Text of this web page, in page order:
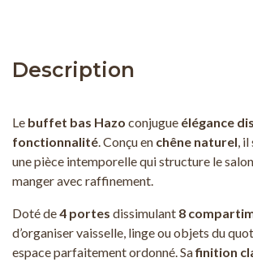
Description
Le buffet bas Hazo conjugue élégance
fonctionnalité . Conçu en chêne naturel ,
une pièce intemporelle qui structure le
manger avec raffinement.
Doté de4 portes dissimulant 8
d’organiser vaisselle, linge ou objets du
espace parfaitement ordonné. Safinition